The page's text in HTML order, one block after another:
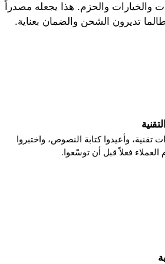
والخيارات والحزم. هذا يجعله مصدراً
طالما تديرون الشحن والضمان بعناية.
تقنية، وأعيدوا كتابة النصوص، واختبروا
العملاء فعلاً قبل أن توسّعوا.